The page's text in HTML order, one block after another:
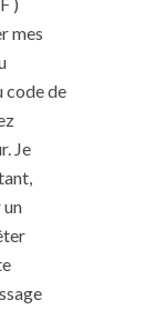
mes
code de
Je